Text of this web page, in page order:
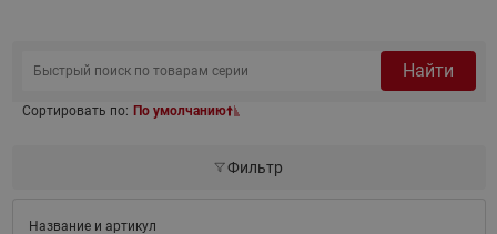
Найти
Сортировать по: По умолчанию
Фильтр